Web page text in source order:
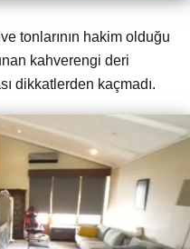
tonlarının hakim olduğu
kahverengi deri
dikkatlerden kaçmadı.